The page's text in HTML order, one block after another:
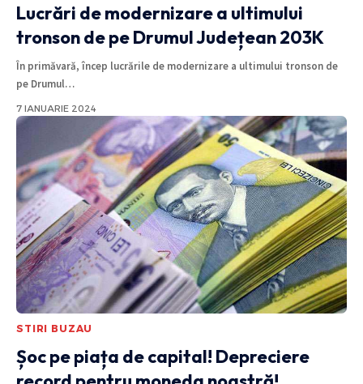
Lucrări de modernizare a ultimului
tronson de pe Drumul Județean 203K
În primăvară, încep lucrările de modernizare a ultimului tronson de
pe Drumul…
7 IANUARIE 2024
STIRI BUZAU
Șoc pe piața de capital! Depreciere